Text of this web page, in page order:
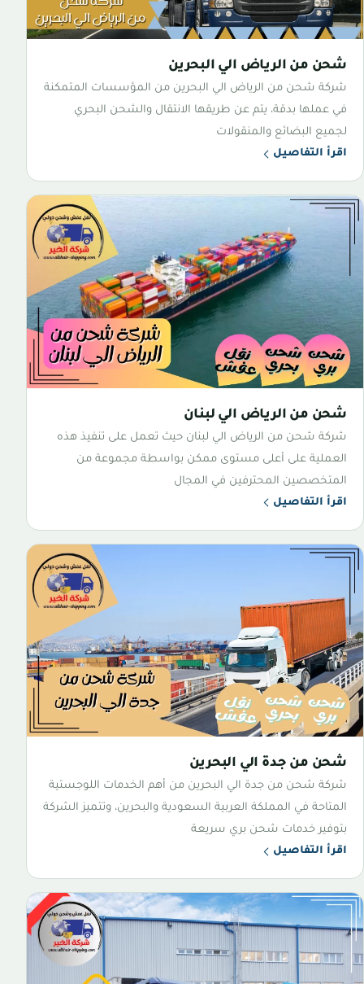
شحن من الرياض الي البحرين
شركة شحن من الرياض الي البحرين من المؤسسات المتمكنة
في عملها بدقة، يتم عن طريقها الانتقال والشحن البحري
لجميع البضائع والمنقولات
اقرأ التفاصيل
شحن من الرياض الي لبنان
شركة شحن من الرياض الي لبنان حيث تعمل على تنفيذ هذه
العملية على أعلى مستوى ممكن بواسطة مجموعة من
المتخصصين المحترفين في المجال
اقرأ التفاصيل
شحن من جدة الي البحرين
شركة شحن من جدة الي البحرين من أهم الخدمات اللوجستية
المتاحة في المملكة العربية السعودية والبحرين، وتتميز الشركة
بتوفير خدمات شحن بري سريعة
اقرأ التفاصيل